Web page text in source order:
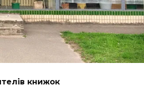
книжок